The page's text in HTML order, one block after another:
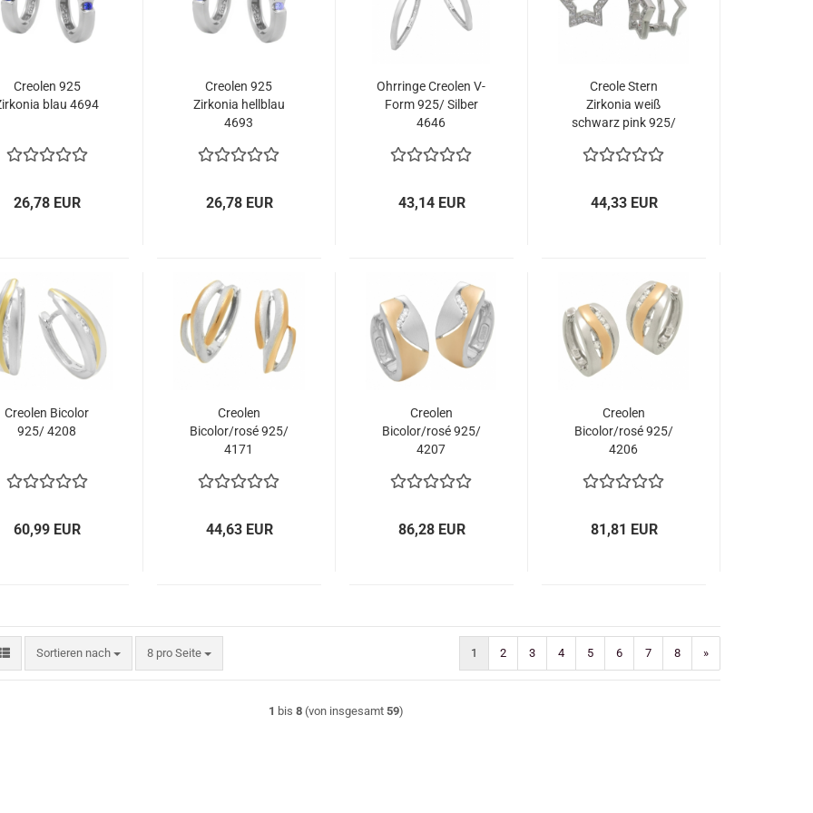
Creolen 925
blau 4694
26,78 EUR
Creolen 925
Zirkonia hellblau
4693
26,78 EUR
Ohrringe Creolen V-
Form 925/ Silber
4646
43,14 EUR
Creole Stern
Zirkonia weiß
schwarz pink 925/
44,33 EUR
Creolen Bicolor
925/ 4208
60,99 EUR
Creolen
Bicolor/rosé 925/
4171
44,63 EUR
Creolen
Bicolor/rosé 925/
4207
86,28 EUR
Creolen
Bicolor/rosé 925/
4206
81,81 EUR
Sortieren nach
Sortieren nach 8 pro Seite
pro Seite 1 2 3 4 5 6 7 8 »
1 bis 8(von insgesamt 59)